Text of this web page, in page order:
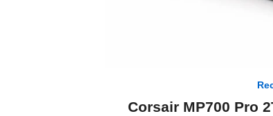
Corsair MP700 Pro